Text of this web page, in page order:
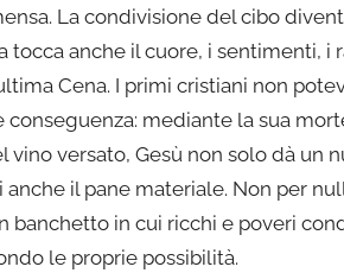
La condivisione del cibo
tocca anche il cuore, i sentimenti, i
Cena. I primi cristiani non
conseguenza: mediante la sua
vino versato, Gesù non solo dà
il pane materiale. Non per
banchetto in cui ricchi e poveri
le proprie possibilità.